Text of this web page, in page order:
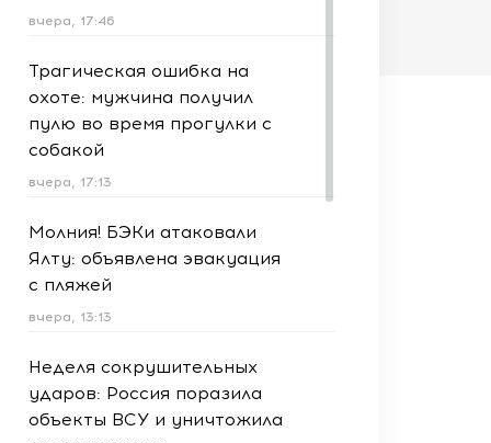
вчера, 17:46
Трагическая ошибка на
охоте: мужчина получил
пулю во время прогулки с
собакой
вчера, 17:13
Молния! БЭКи атаковали
Ялту: объявлена эвакуация
с пляжей
вчера, 13:13
Неделя сокрушительных
ударов: Россия поразила
объекты ВСУ и уничтожила